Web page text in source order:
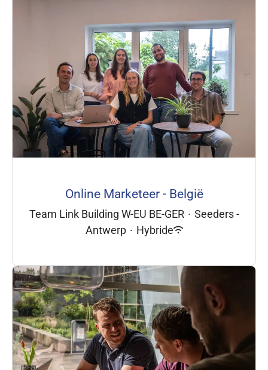
Online Marketeer - België
Team Link Building W-EU BE-GER · Seeders -
Antwerp · Hybride